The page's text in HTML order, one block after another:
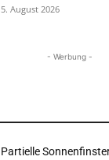
5. August 2026
- Werbung -
Partielle